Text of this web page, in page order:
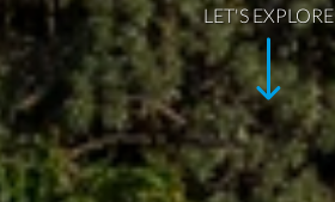
LET'S EXPLORE